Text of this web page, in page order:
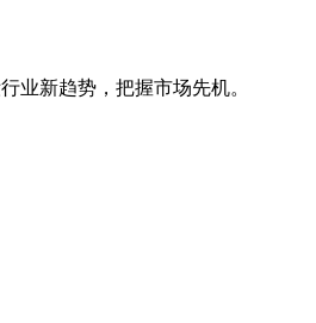
业新趋势，把握市场先机。